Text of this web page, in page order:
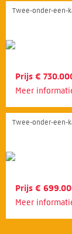
Twee-onder-een-
Prijs €
Meer
Twee-onder-een-
Prijs €
Meer